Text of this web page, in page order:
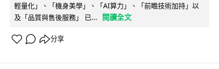
輕量化」、「機身美學」、「AI算力」、「前瞻技術加持」以
及「品質與售後服務」 已...
閱讀全文
分享